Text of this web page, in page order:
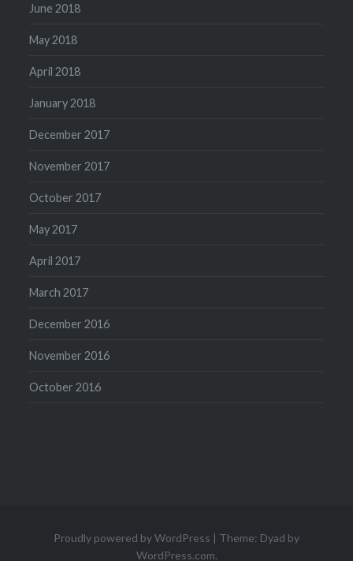
June 2018
May 2018
April 2018
January 2018
December 2017
November 2017
October 2017
May 2017
April 2017
March 2017
December 2016
November 2016
October 2016
Proudly powered by WordPress | Theme: Dyad by
WordPress.com.